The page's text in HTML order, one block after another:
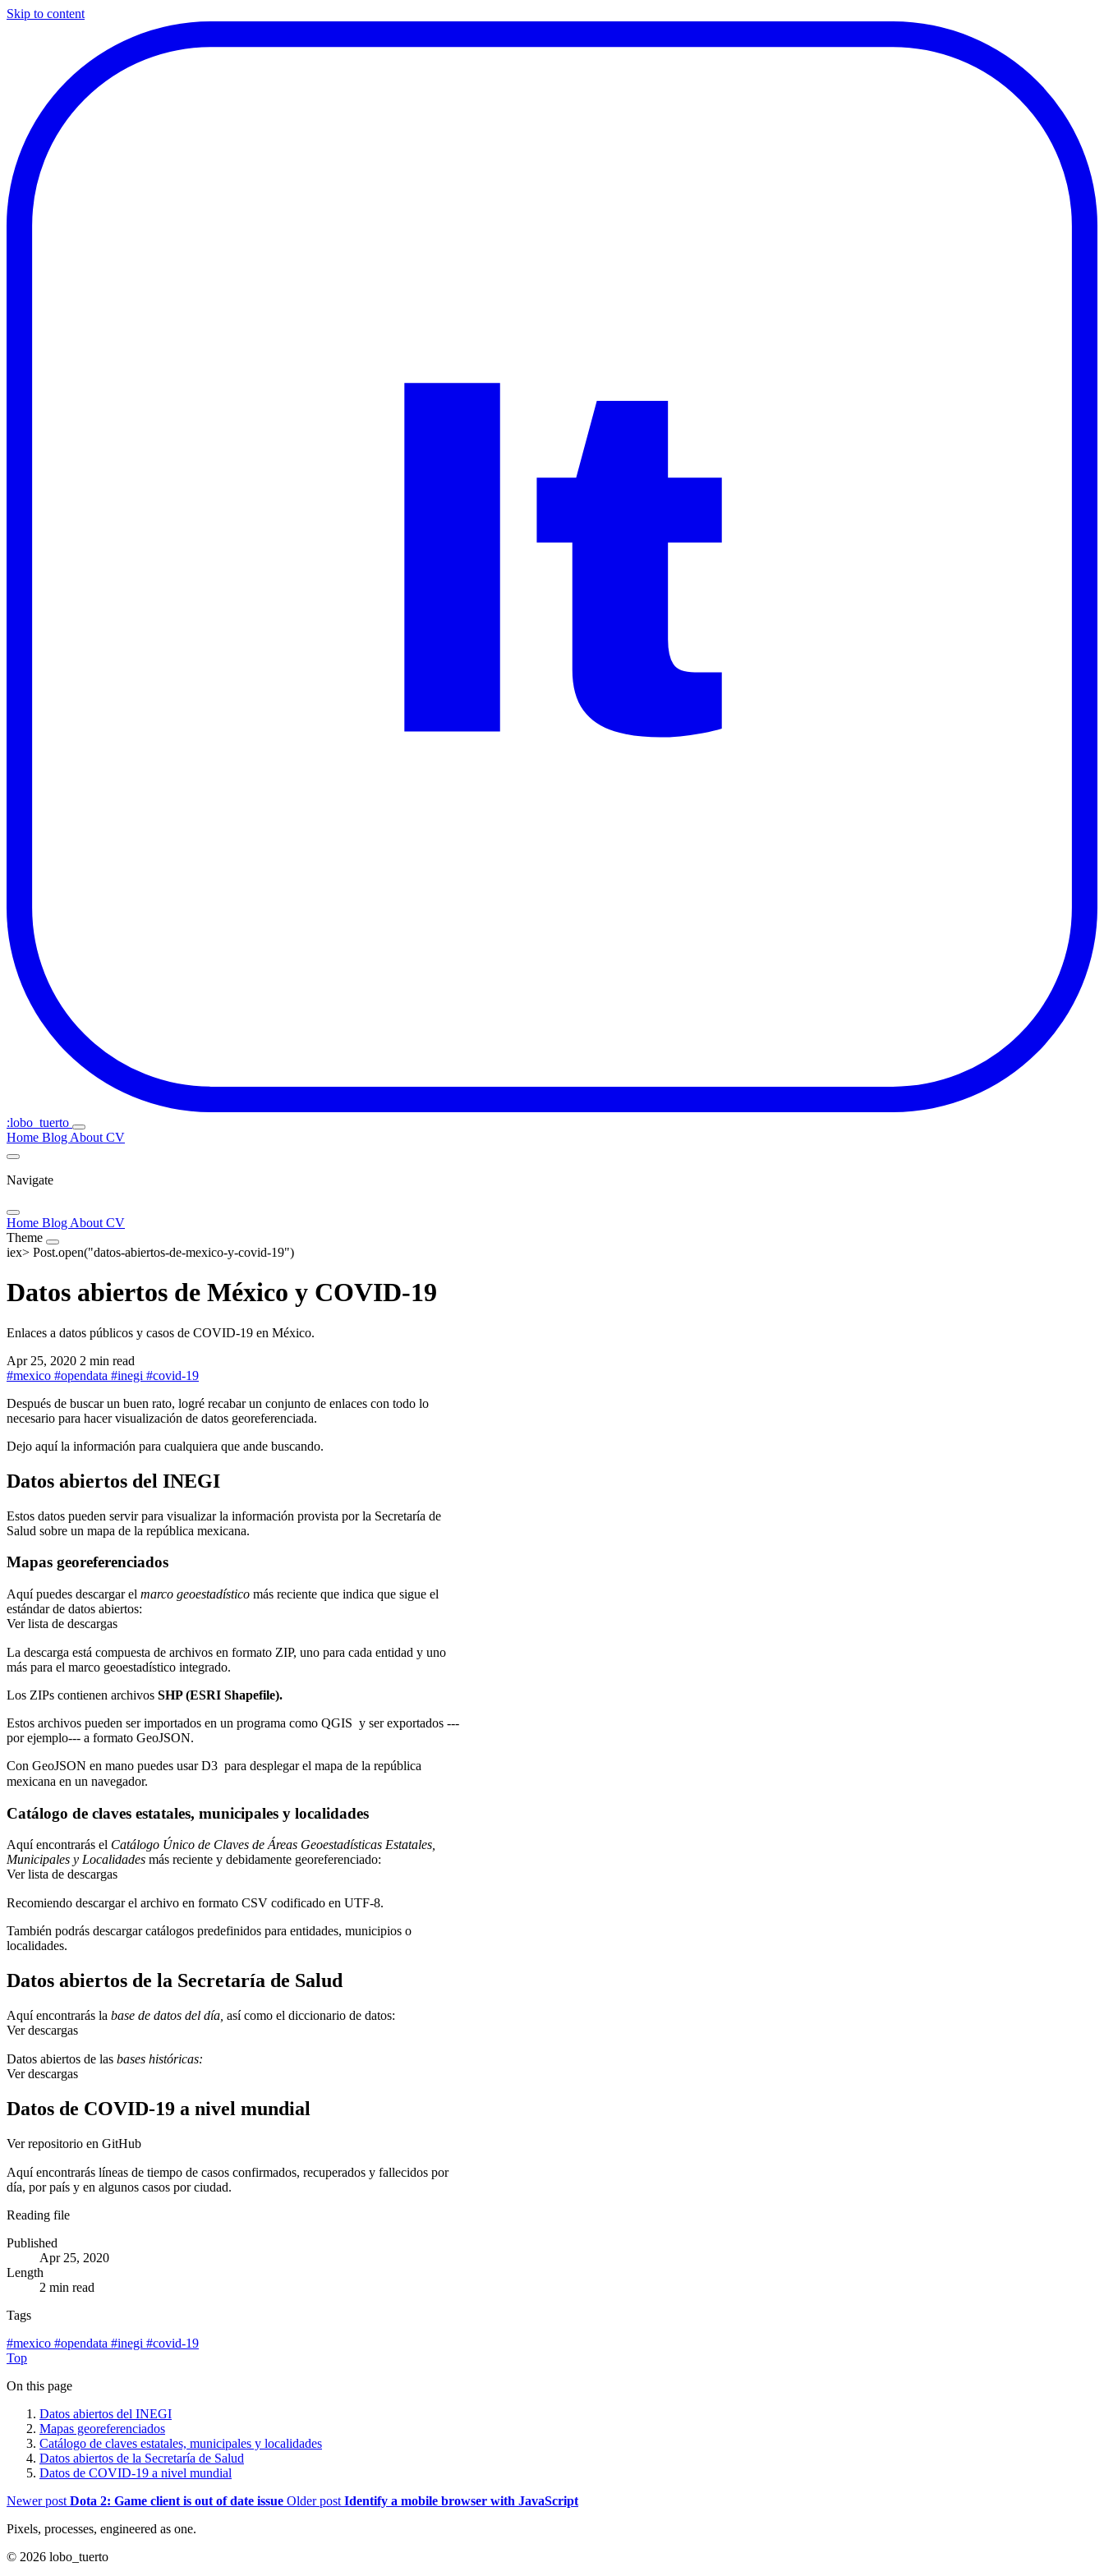
Skip to content
:lobo_tuerto
Home Blog About CV
Navigate
Home Blog About CV
Theme
iex> Post.open("datos-abiertos-de-mexico-y-covid-19")
Datos abiertos de México y COVID-19
Enlaces a datos públicos y casos de COVID-19 en México.
Apr 25, 2020 2 min read
#mexico #opendata #inegi #covid-19
Después de buscar un buen rato, logré recabar un conjunto de enlaces con todo lo
necesario para hacer visualización de datos georeferenciada.
Dejo aquí la información para cualquiera que ande buscando.
Datos abiertos del INEGI
Estos datos pueden servir para visualizar la información provista por la Secretaría de
Salud sobre un mapa de la república mexicana.
Mapas georeferenciados
Aquí puedes descargar el marco geoestadístico más reciente que indica que sigue el
estándar de datos abiertos:
Ver lista de descargas
La descarga está compuesta de archivos en formato ZIP, uno para cada entidad y uno
más para el marco geoestadístico integrado.
Los ZIPs contienen archivos SHP (ESRI Shapefile).
Estos archivos pueden ser importados en un programa como QGIS y ser exportados ---
por ejemplo--- a formato GeoJSON.
Con GeoJSON en mano puedes usarD3 para desplegar el mapa de la república
mexicana en un navegador.
Catálogo de claves estatales, municipales y localidades
Aquí encontrarás el Catálogo Único de Claves de Áreas Geoestadísticas Estatales,
Municipales y Localidades más reciente y debidamente georeferenciado:
Ver lista de descargas
Recomiendo descargar el archivo en formato CSV codificado en UTF-8.
También podrás descargar catálogos predefinidos para entidades, municipios o
localidades.
Datos abiertos de la Secretaría de Salud
Aquí encontrarás la base de datos del día, así como el diccionario de datos:
Ver descargas
Datos abiertos de las bases históricas:
Ver descargas
Datos de COVID-19 a nivel mundial
Ver repositorio en GitHub
Aquí encontrarás líneas de tiempo de casos confirmados, recuperados y fallecidos por
día, por país y en algunos casos por ciudad.
Reading file
Published
Apr 25, 2020
Length
2 min read
Tags
#mexico #opendata #inegi #covid-19
Top
On this page
Datos abiertos del INEGI
Mapas georeferenciados
Catálogo de claves estatales, municipales y localidades
Datos abiertos de la Secretaría de Salud
Datos de COVID-19 a nivel mundial
Newer post Dota 2: Game client is out of date issue Older post Identify a mobile browser with JavaScript
Pixels, processes, engineered as one.
© 2026 lobo_tuerto